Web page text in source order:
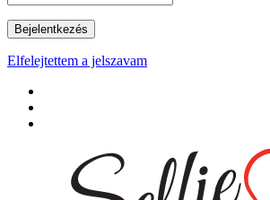
Elfelejtettem a jelszavam